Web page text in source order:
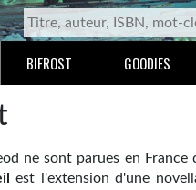
BIFROST GOODIES
ne sont parues en France
est l'extension d'une